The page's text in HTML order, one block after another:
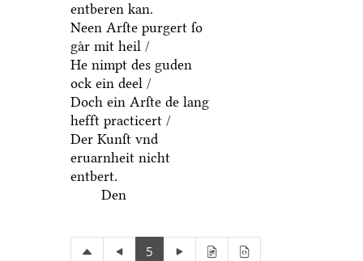
entberen kan.
Neen Arſte purgert ſo
gaͤr mit heil /
He nimpt des guden
ock ein deel /
Doch ein Arſte de lang
hefft practicert /
Der Kunſt vnd
eruarnheit nicht
entbert.
Den
5